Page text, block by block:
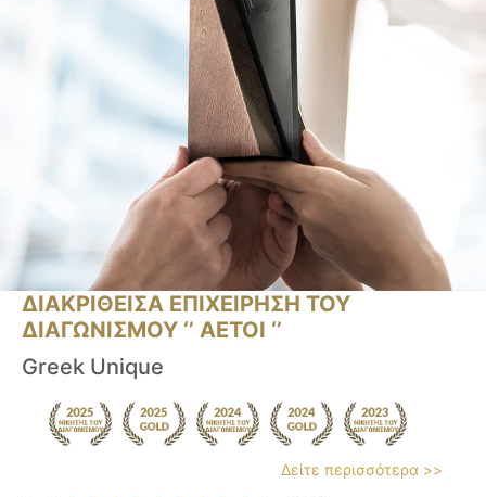
ΔΙΑΚΡΙΘΕΙΣΑ ΕΠΙΧΕΙΡΗΣΗ ΤΟΥ
ΔΙΑΓΩΝΙΣΜΟΥ ‘’ ΑΕΤΟΙ ‘’
Greek Unique
Δείτε περισσότερα >>